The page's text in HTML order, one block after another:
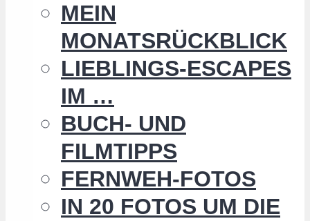
MEIN
MONATSRÜCKBLICK
LIEBLINGS-ESCAPES
IM …
BUCH- UND
FILMTIPPS
FERNWEH-FOTOS
IN 20 FOTOS UM DIE